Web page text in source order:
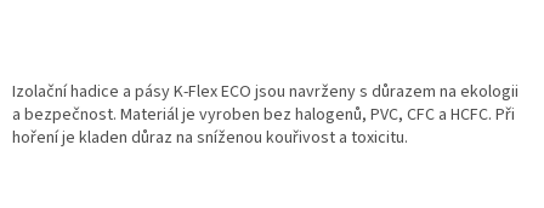
Izolační hadice a pásy K‑Flex ECO jsou navrženy s důrazem na ekologii
a bezpečnost. Materiál je vyroben bez halogenů, PVC, CFC a HCFC. Při
hoření je kladen důraz na sníženou kouřivost a toxicitu.